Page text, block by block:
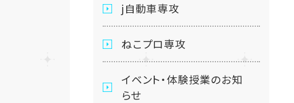
j自動車専攻
ねこプロ専攻
イベント・体験授業のお知
らせ